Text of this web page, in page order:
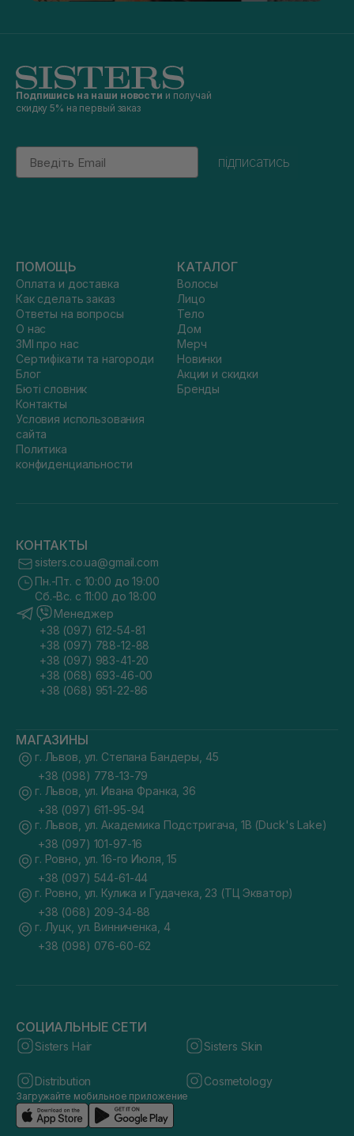
Подпишись на наши новости и получай
скидку 5% на первый заказ
Email
підписатись
ПОМОЩЬ
Оплата и доставка
Как сделать заказ
Ответы на вопросы
О нас
ЗМІ про нас
Сертифікати та нагороди
Блог
Бюті словник
Контакты
Условия использования
сайта
Политика
конфиденциальности
КАТАЛОГ
Волосы
Лицо
Тело
Дом
Мерч
Новинки
Акции и скидки
Бренды
КОНТАКТЫ
sisters.co.ua@gmail.com
Пн.-Пт. с 10:00 до 19:00
Сб.-Вс. с 11:00 до 18:00
Менеджер
+38 (097) 612-54-81
+38 (097) 788-12-88
+38 (097) 983-41-20
+38 (068) 693-46-00
+38 (068) 951-22-86
МАГАЗИНЫ
г. Львов, ул. Степана Бандеры, 45
+38 (098) 778-13-79
г. Львов, ул. Ивана Франка, 36
+38 (097) 611-95-94
г. Львов, ул. Академика Подстригача, 1В (Duck's Lake)
+38 (097) 101-97-16
г. Ровно, ул. 16-го Июля, 15
+38 (097) 544-61-44
г. Ровно, ул. Кулика и Гудачека, 23 (ТЦ Экватор)
+38 (068) 209-34-88
г. Луцк, ул. Винниченка, 4
+38 (098) 076-60-62
СОЦИАЛЬНЫЕ СЕТИ
Sisters Hair Sisters Skin
Distribution Cosmetology
Загружайте мобильное приложение